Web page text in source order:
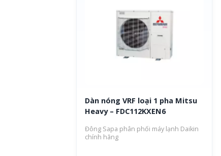
Dàn nóng VRF loại 1 pha Mitsu
Heavy – FDC112KXEN6
Đông Sapa phân phối máy lạnh Daikin
chính hãng